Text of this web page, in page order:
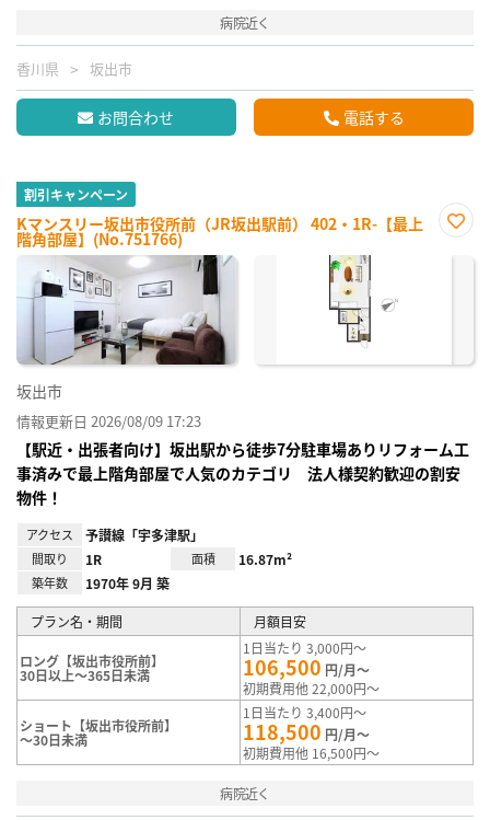
病院近く
香川県 坂出市
お問合わせ 電話する
割引キャンペーン
Kマンスリー坂出市役所前（JR坂出駅前） 402・1R-【最上
階角部屋】(No.751766)
に入
坂出市
情報更新日 2026/08/09 17:23
【駅近・出張者向け】坂出駅から徒歩7分駐車場ありリフォーム工
事済みで最上階角部屋で人気のカテゴリ 法人様契約歓迎の割安
物件！
アクセス 予讃線「宇多津駅」
間取り 1R 面積 16.87m²
築年数 1970年 9月 築
プラン名・期間 月額目安
ロング【坂出市役所前】
30日以上～365日未満
1日当たり 3,000円～
106,500 円/月～
初期費用他 22,000円～
ショート【坂出市役所前】
～30日未満
1日当たり 3,400円～
118,500 円/月～
初期費用他 16,500円～
病院近く